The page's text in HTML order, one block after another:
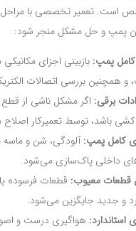
است. تعمیر تخصصی با مراحل
پمپ و حل مشکل منجر شود:
پمپ: بازبینی اجزای مکانیکی
و همچنین بررسی اتصالات
برقی: اگر مشکل ناشی از
باشد، توسط تعمیرکار
کامل پمپ:آلودگی، شن و ماسه
داخلی پاک‌سازی می‌شود.
قطعات معیوب: قطعات فرسوده
و جدید جایگزین می‌شود.
استاندارد: هواگیری درست و